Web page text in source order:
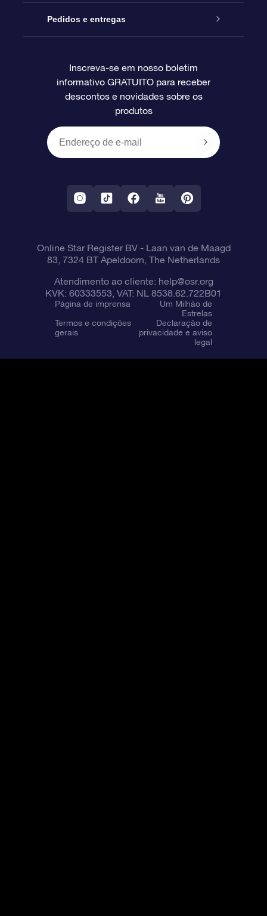
Blog
Avaliações
Pacote de presente da OSR
O cartão de presente da OSR
Presentes corporativos
Star Register
Página estelar personalizada
Um Milhão de Estrelas
OSR Starsaver
Aplicativo RV Fly me to the stars
Pedidos e entregas
Informações de pagamento
Política de devolução
Constelações
Inscreva-se em nosso boletim
informativo GRATUITO para receber
descontos e novidades sobre os
produtos
Online Star Register BV- Laan van de Maagd
83, 7324 BT Apeldoorn, The Netherlands
Atendimento ao cliente: help@osr.org
KVK: 60333553, VAT: NL 8538.62.722B01
Página de imprensa
Um Milhão de
Estrelas
Termos e condições
gerais
Declaração de
privacidade e aviso
legal